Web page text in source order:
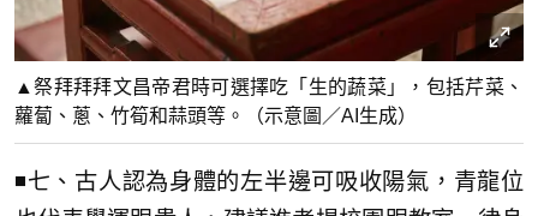
▲祭拜拜拜文昌帝君時可選擇吃「生的蔬菜」，包括芹菜、
蘿蔔、蔥、竹筍和蒜頭等。（示意圖／AI生成）
◾七、古人認為身體的左半邊可吸收陽氣，青龍位